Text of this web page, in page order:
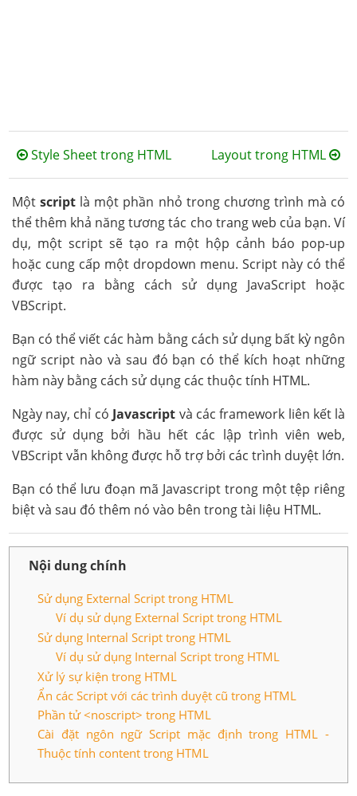
Style Sheet trong HTML Layout trong HTML
Một scriptlà một phần nhỏ trong chương trình mà có
thể thêm khả năng tương tác cho trang web của bạn. Ví
dụ, một script sẽ tạo ra một hộp cảnh báo pop-up
hoặc cung cấp một dropdown menu. Script này có thể
được tạo ra bằng cách sử dụng JavaScript hoặc
VBScript.
Bạn có thể viết các hàm bằng cách sử dụng bất kỳ ngôn
ngữ script nào và sau đó bạn có thể kích hoạt những
hàm này bằng cách sử dụng các thuộc tính HTML.
Ngày nay, chỉ có Javascript và các framework liên kết là
được sử dụng bởi hầu hết các lập trình viên web,
VBScript vẫn không được hỗ trợ bởi các trình duyệt lớn.
Bạn có thể lưu đoạn mã Javascript trong một tệp riêng
biệt và sau đó thêm nó vào bên trong tài liệu HTML.
Nội dung chính
Sử dụng External Script trong HTML
Ví dụ sử dụng External Script trong HTML
Sử dụng Internal Script trong HTML
Ví dụ sử dụng Internal Script trong HTML
Xử lý sự kiện trong HTML
Ẩn các Script với các trình duyệt cũ trong HTML
Phần tử <noscript> trong HTML
Cài đặt ngôn ngữ Script mặc định trong HTML -
Thuộc tính content trong HTML